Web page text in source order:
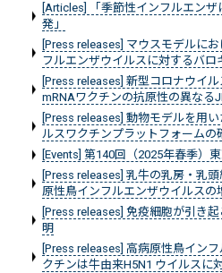
[Articles] 「季節性インフルエン
発」
[Press releases] マウスモデルに
フルエンザウイルスに対するバロ
[Press releases] 新型コロナウイ
mRNAワクチンの抗原性の異なる
[Press releases] 動物モデルを用
ルスワクチンプラットフォームの
[Events] 第140回（2025年春季）
[Press releases] 乳牛の乳房・乳
原性鳥インフルエンザウイルスの
[Press releases] 免疫細胞が引き
明
[Press releases] 高病原性鳥イン
クチンは牛由来H5N1 ウイルスに